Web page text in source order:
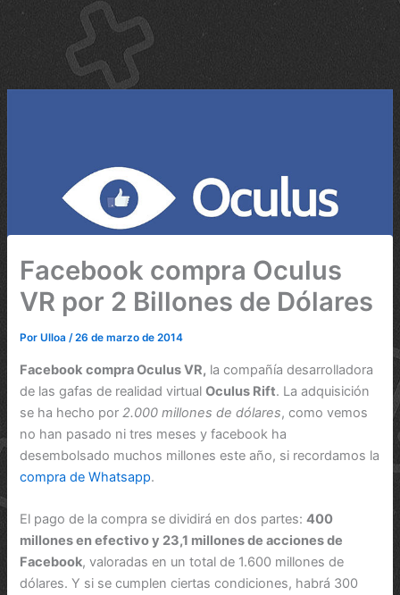
Facebook compra Oculus
VR por 2 Billones de Dólares
PorUlloa/26 de marzo de 2014
Facebook compra Oculus VR, la compañía desarrolladora
de las gafas de realidad virtualOculus Rift. La adquisición
se ha hecho por 2.000 millones de dólares, como vemos
no han pasado ni tres meses y facebook ha
desembolsado muchos millones este año, si recordamos la
compra de Whatsapp.
El pago de la compra se dividirá en dos partes:400
millones en efectivo y 23,1 millones de acciones de
Facebook, valoradas en un total de 1.600 millones de
dólares. Y si se cumplen ciertas condiciones, habrá 300